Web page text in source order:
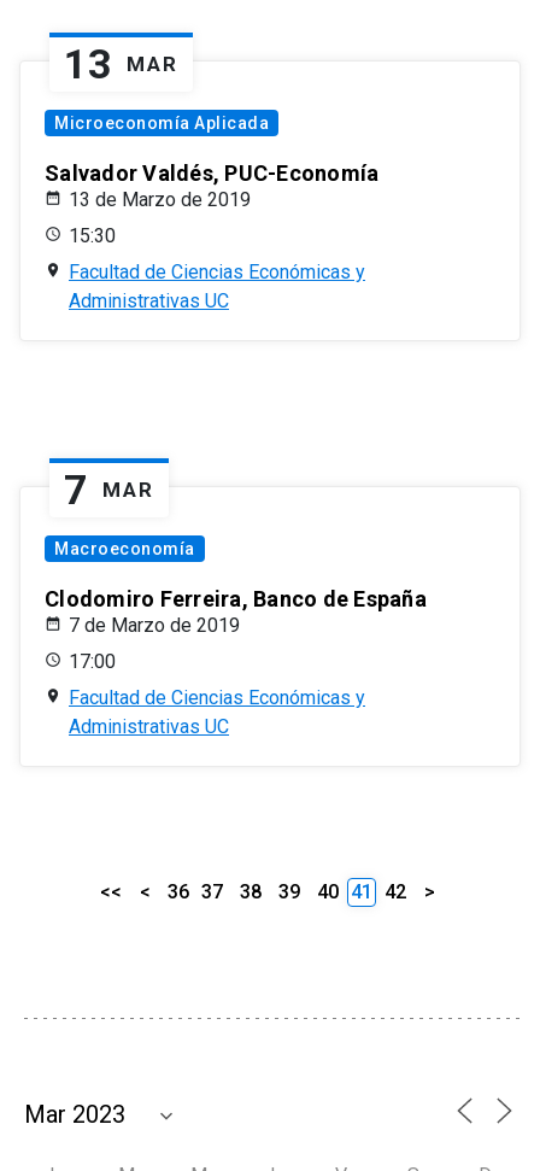
13 MAR
Microeconomía Aplicada
Salvador Valdés, PUC-Economía
13 de Marzo de 2019
15:30
Facultad de Ciencias Económicas y
Administrativas UC
7 MAR
Macroeconomía
Clodomiro Ferreira, Banco de España
7 de Marzo de 2019
17:00
Facultad de Ciencias Económicas y
Administrativas UC
<< < 36 37 38 39 40 41 42 >